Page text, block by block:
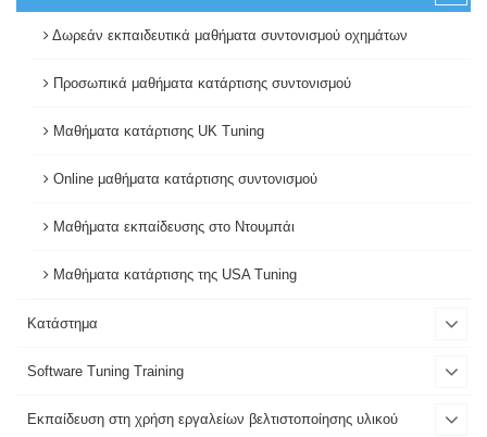
Δωρεάν εκπαιδευτικά μαθήματα συντονισμού οχημάτων
Προσωπικά μαθήματα κατάρτισης συντονισμού
Μαθήματα κατάρτισης UK Tuning
Online μαθήματα κατάρτισης συντονισμού
Μαθήματα εκπαίδευσης στο Ντουμπάι
Μαθήματα κατάρτισης της USA Tuning
Κατάστημα
Software Tuning Training
Εκπαίδευση στη χρήση εργαλείων βελτιστοποίησης υλικού